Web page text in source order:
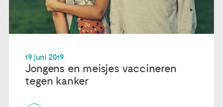
19 juni 2019
Jongens en meisjes vaccineren
tegen kanker